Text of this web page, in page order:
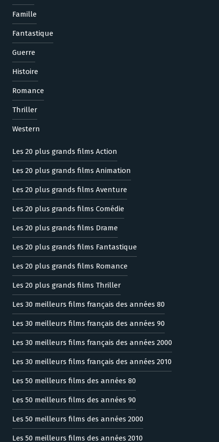
Famille
Fantastique
Guerre
Histoire
Romance
Thriller
Western
Les 20 plus grands films Action
Les 20 plus grands films Animation
Les 20 plus grands films Aventure
Les 20 plus grands films Comédie
Les 20 plus grands films Drame
Les 20 plus grands films Fantastique
Les 20 plus grands films Romance
Les 20 plus grands films Thriller
Les 30 meilleurs films français des années 80
Les 30 meilleurs films français des années 90
Les 30 meilleurs films français des années 2000
Les 30 meilleurs films français des années 2010
Les 50 meilleurs films des années 80
Les 50 meilleurs films des années 90
Les 50 meilleurs films des années 2000
Les 50 meilleurs films des années 2010